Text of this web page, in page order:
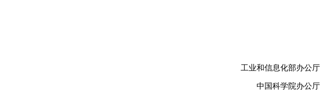
工业和信息化部办公厅
中国科学院办公厅